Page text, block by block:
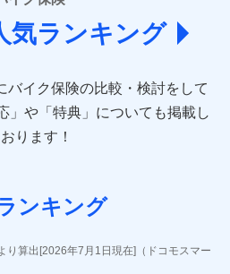
損害保険株式会社
)
社 (https://www.axa-
会社 (https://www.anicom-
害保険株式会社
)
社
険株式会社
)
気ランキング
バイク保険の比較・検討をして
」や「特典」についても掲載し
ります！
ンキング
り算出[2026年7月1日現在]（ドコモスマー